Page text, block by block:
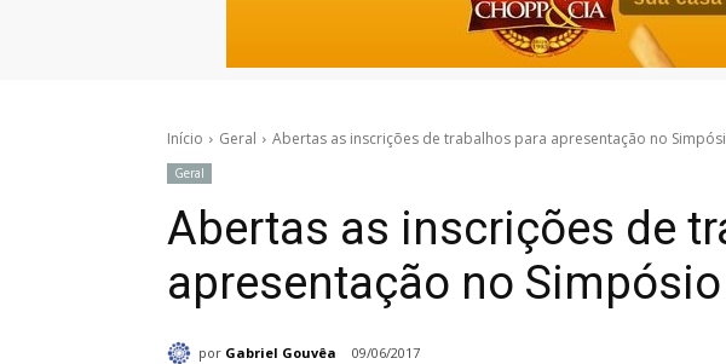
Início Geral Abertas as inscrições de trabalhos para apresentação no
Geral
Abertas as inscrições de
apresentação no
por Gabriel Gouvêa 09/06/2017